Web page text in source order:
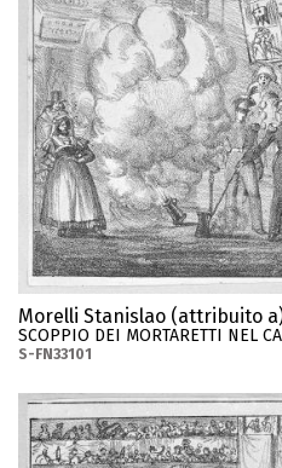
Morelli Stanislao (attribuito
SCOPPIO DEI MORTARETTI NEL
S-FN33101